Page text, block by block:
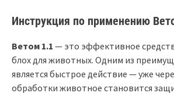
Инструкция по применению
Ветом 1.1 — это эффективное
блох для животных. Одним из
является быстрое действие — уже
обработки животное становится